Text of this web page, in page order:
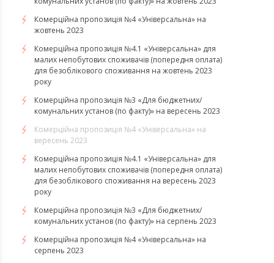
Комерційна пропозиція №4 «Універсальна» на
жовтень 2023
Комерційна пропозиція №4.1 «Універсальна» для
малих непобутових споживачів (попередня оплата)
для безоблікового споживання на жовтень 2023
року
Комерційна пропозиція №3 «Для бюджетних/
комунальних установ (по факту)» на вересень 2023
Комерційна пропозиція №4 «Універсальна» на
вересень 2023
Комерційна пропозиція №4.1 «Універсальна» для
малих непобутових споживачів (попередня оплата)
для безоблікового споживання на вересень 2023
року
Комерційна пропозиція №3 «Для бюджетних/
комунальних установ (по факту)» на серпень 2023
Комерційна пропозиція №4 «Універсальна» на
серпень 2023